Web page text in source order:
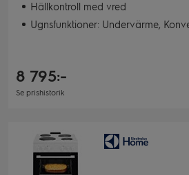
Hällkontroll med vred
Ugnsfunktioner: Undervärme, Konventionell/traditionell
8 795:-
Se prishistorik